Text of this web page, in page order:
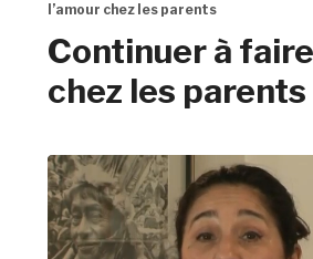
l’amour chez les parents
Continuer à
chez les parents